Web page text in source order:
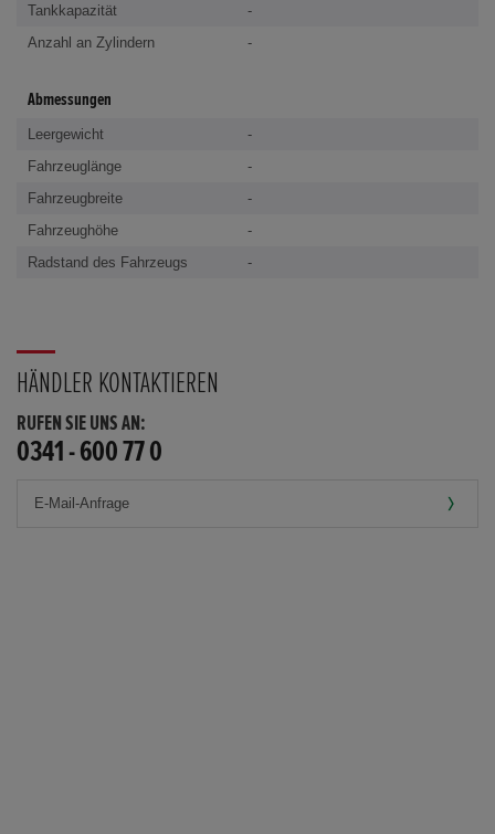
Tankkapazität
-
Anzahl an Zylindern
-
Abmessungen
Leergewicht
-
Fahrzeuglänge
-
Fahrzeugbreite
-
Fahrzeughöhe
-
Radstand des Fahrzeugs
-
HÄNDLER KONTAKTIEREN
RUFEN SIE UNS AN:
0341 - 600 77 0